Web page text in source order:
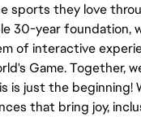
sports they love
30-year foundation,
of interactive
Game. Together,
is just the
that bring joy,